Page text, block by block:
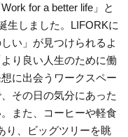
for a better life」と
生しました。LIFORKに
い」が見つけられるよ
り良い人生のために働
に出会うワークスペー
その日の気分にあった
また、コーヒーや軽食
り、ビッグツリーを眺